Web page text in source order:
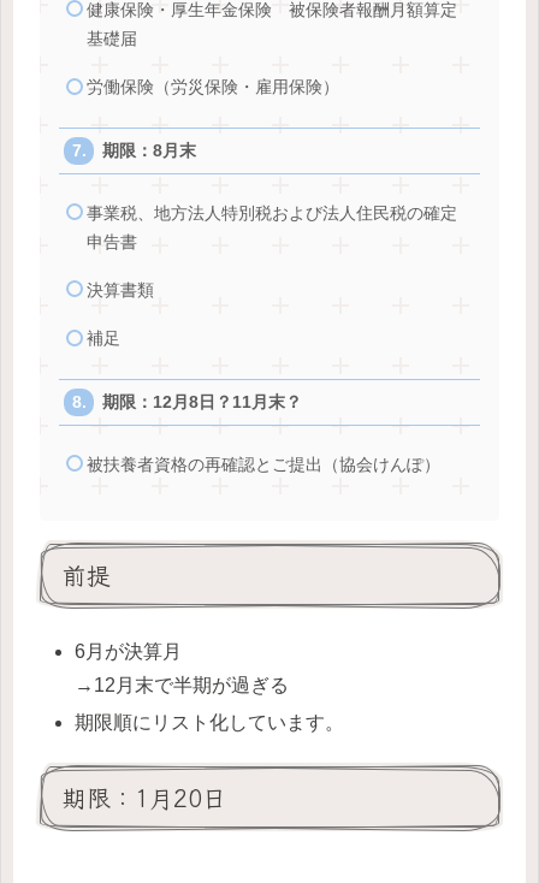
健康保険・厚生年金保険 被保険者報酬月額算定
基礎届
労働保険（労災保険・雇用保険）
期限：8月末
事業税、地方法人特別税および法人住民税の確定
申告書
決算書類
補足
期限：12月8日？11月末？
被扶養者資格の再確認とご提出（協会けんぽ）
前提
6月が決算月
→12月末で半期が過ぎる
期限順にリスト化しています。
期限：1月20日